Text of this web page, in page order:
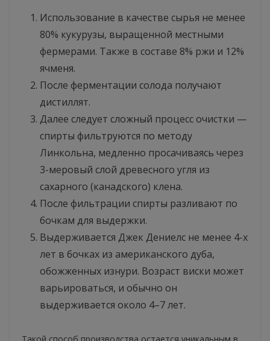
Использование в качестве сырья не менее
80% кукурузы, выращенной местными
фермерами. Также в составе 8% ржи и 12%
ячменя.
После ферментации солода получают
дистиллят.
Далее следует сложный процесс очистки —
спирты фильтруются по методу
Линкольна, медленно просачиваясь через
3-меровый слой древесного угля из
сахарного (канадского) клена.
После фильтрации спирты разливают по
бочкам для выдержки.
Выдерживается Джек Дениелс не менее 4-х
лет в бочках из американского дуба,
обожженных изнури. Возраст виски может
варьироваться, и обычно он
выдерживается около 4–7 лет.